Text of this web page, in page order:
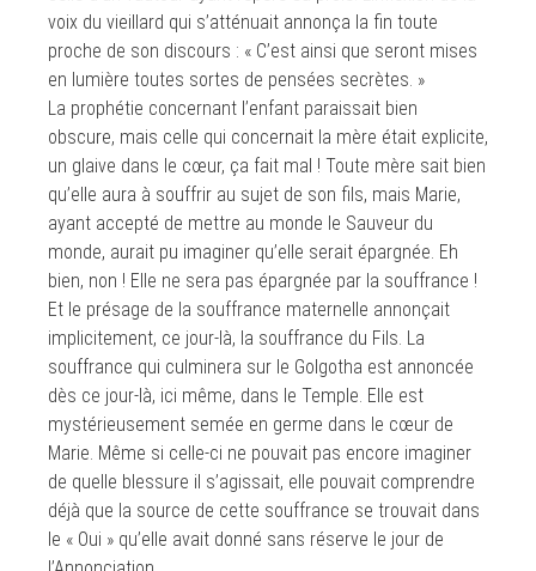
voix du vieillard qui s’atténuait annonça la fin toute
proche de son discours : « C’est ainsi que seront mises
en lumière toutes sortes de pensées secrètes. »
La prophétie concernant l’enfant paraissait bien
obscure, mais celle qui concernait la mère était explicite,
un glaive dans le cœur, ça fait mal ! Toute mère sait bien
qu’elle aura à souffrir au sujet de son fils, mais Marie,
ayant accepté de mettre au monde le Sauveur du
monde, aurait pu imaginer qu’elle serait épargnée. Eh
bien, non ! Elle ne sera pas épargnée par la souffrance !
Et le présage de la souffrance maternelle annonçait
implicitement, ce jour-là, la souffrance du Fils. La
souffrance qui culminera sur le Golgotha est annoncée
dès ce jour-là, ici même, dans le Temple. Elle est
mystérieusement semée en germe dans le cœur de
Marie. Même si celle-ci ne pouvait pas encore imaginer
de quelle blessure il s’agissait, elle pouvait comprendre
déjà que la source de cette souffrance se trouvait dans
le « Oui » qu’elle avait donné sans réserve le jour de